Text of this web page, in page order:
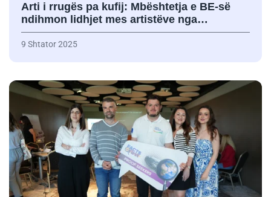
Arti i rrugës pa kufij: Mbështetja e BE-së
ndihmon lidhjet mes artistëve nga…
9 Shtator 2025